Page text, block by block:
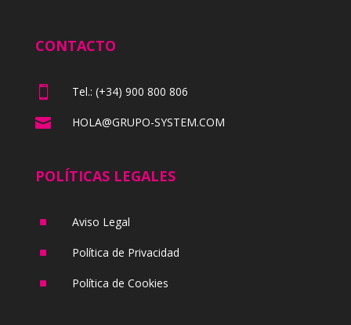
CONTACTO
 Tel.: (+34) 900 800 806
 HOLA@GRUPO-SYSTEM.COM
POLÍTICAS LEGALES
^ Aviso Legal
^ Política de Privacidad
^ Política de Cookies